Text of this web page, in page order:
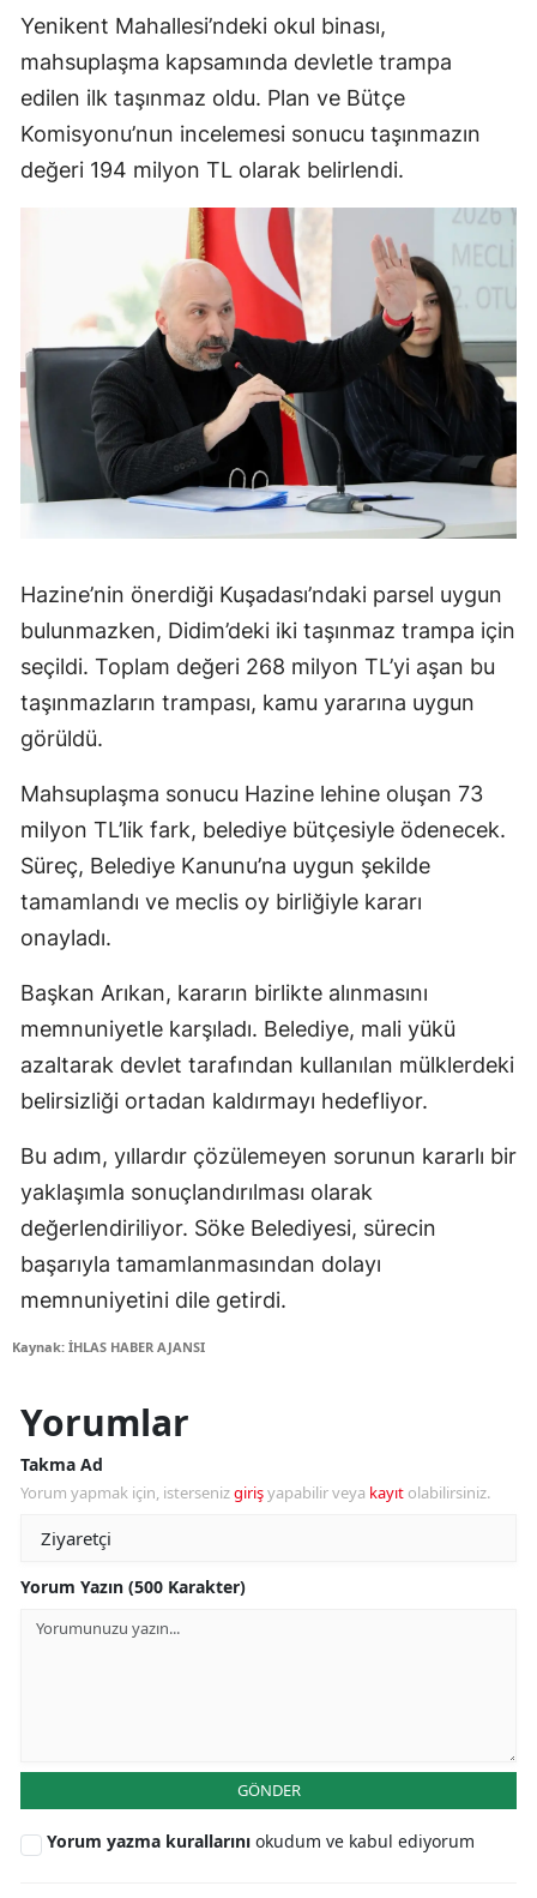
Yenikent Mahallesi’ndeki okul binası,
mahsuplaşma kapsamında devletle trampa
edilen ilk taşınmaz oldu. Plan ve Bütçe
Komisyonu’nun incelemesi sonucu taşınmazın
değeri 194 milyon TL olarak belirlendi.
Hazine’nin önerdiği Kuşadası’ndaki parsel uygun
bulunmazken, Didim’deki iki taşınmaz trampa için
seçildi. Toplam değeri 268 milyon TL’yi aşan bu
taşınmazların trampası, kamu yararına uygun
görüldü.
Mahsuplaşma sonucu Hazine lehine oluşan 73
milyon TL’lik fark, belediye bütçesiyle ödenecek.
Süreç, Belediye Kanunu’na uygun şekilde
tamamlandı ve meclis oy birliğiyle kararı
onayladı.
Başkan Arıkan, kararın birlikte alınmasını
memnuniyetle karşıladı. Belediye, mali yükü
azaltarak devlet tarafından kullanılan mülklerdeki
belirsizliği ortadan kaldırmayı hedefliyor.
Bu adım, yıllardır çözülemeyen sorunun kararlı bir
yaklaşımla sonuçlandırılması olarak
değerlendiriliyor. Söke Belediyesi, sürecin
başarıyla tamamlanmasından dolayı
memnuniyetini dile getirdi.
Kaynak: İHLAS HABER AJANSI
Yorumlar
Takma Ad
Yorum yapmak için, istersenizgirişyapabilir veya kayıt olabilirsiniz.
Yorum Yazın (500 Karakter)
GÖNDER
Yorum yazma kurallarını okudum ve kabul ediyorum